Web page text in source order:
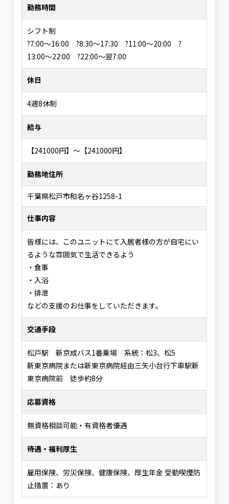
勤務時間
シフト制
?7:00〜16:00 ?8:30〜17:30 ?11:00〜20:00 ?
13:00〜22:00 ?22:00〜翌7:00
休日
4週8休制
給与
【241000円】〜【241000円】
勤務地住所
千葉県松戸市和名ヶ谷1258-1
仕事内容
皆様には、このユニットにて入居者様の方が自宅にい
るような雰囲気で生活できるよう
・食事
・入浴
・排泄
などの支援のお仕事をしていただきます。
交通手段
松戸駅 新京成バス1番乗場 系統：松3、松5
新東京病院または新東京病院経由三矢小台行下車駅新
東京病院前 徒歩約8分
応募資格
無資格相談可能・有資格者優遇
待遇・福利厚生
雇用保険、労災保険、健康保険、厚生年金 受動喫煙防
止措置：あり